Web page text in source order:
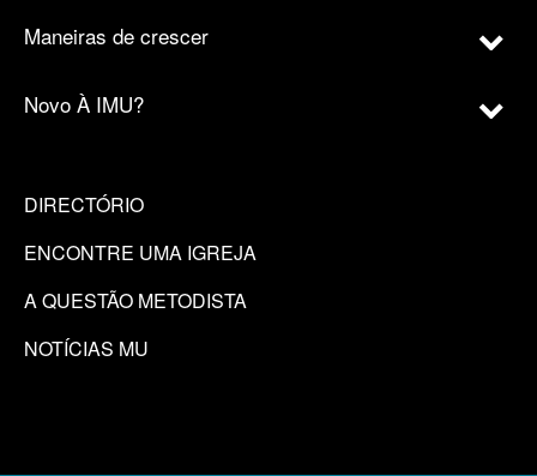
Maneiras de crescer
Novo À IMU?
DIRECTÓRIO
ENCONTRE UMA IGREJA
A QUESTÃO METODISTA
NOTÍCIAS MU